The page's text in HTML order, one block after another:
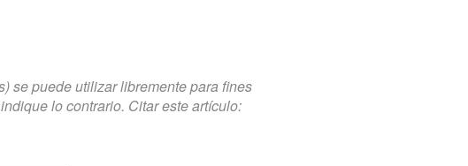
se puede utilizar libremente para fines
lo contrario. Citar este artículo: